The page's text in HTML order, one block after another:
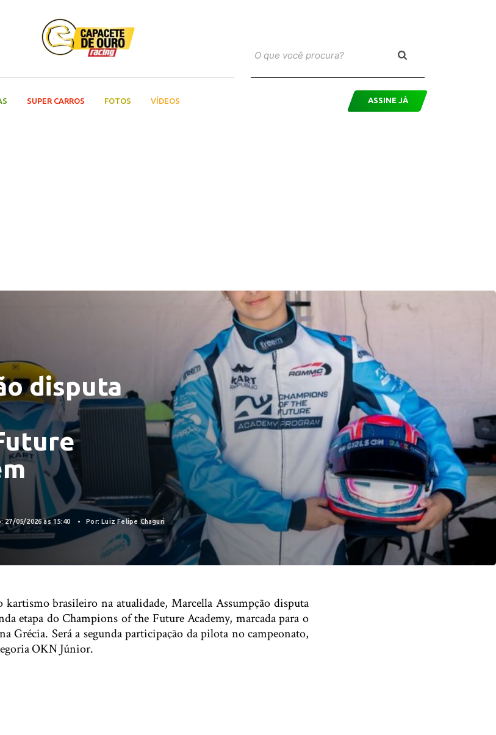
SUPER CARROS FOTOS VÍDEOS ASSINE JÁ
disputa
27/05/2026 às 15:40 Por: Luiz Felipe Chaguri
brasileiro na atualidade, Marcella Assumpção disputa
etapa do Champions of the Future Academy, marcada para o
Grécia. Será a segunda participação da pilota no campeonato,
OKN Júnior.